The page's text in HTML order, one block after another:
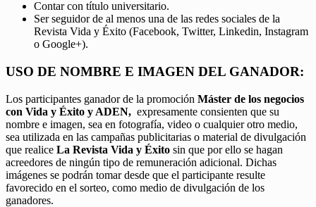
Contar con título universitario.
Ser seguidor de al menos una de las redes sociales de la
Revista Vida y Éxito (Facebook, Twitter, Linkedin, Instagram
o Google+).
USO DE NOMBRE E IMAGEN DEL GANADOR:
Los participantes ganador de la promoción Máster de los negocios
con Vida y Éxito y ADEN, expresamente consienten que su
nombre e imagen, sea en fotografía, video o cualquier otro medio,
sea utilizada en las campañas publicitarias o material de divulgación
que realice La Revista Vida y Éxito sin que por ello se hagan
acreedores de ningún tipo de remuneración adicional. Dichas
imágenes se podrán tomar desde que el participante resulte
favorecido en el sorteo, como medio de divulgación de los
ganadores.